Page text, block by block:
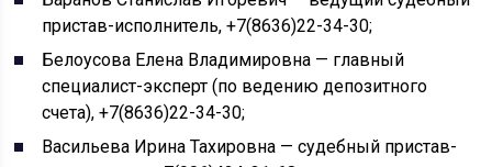
пристав-исполнитель, +7(8636)22-34-30;
Белоусова Елена Владимировна — главный
специалист-эксперт (по ведению депозитного
счета), +7(8636)22-34-30;
Васильева Ирина Тахировна — судебный пристав-